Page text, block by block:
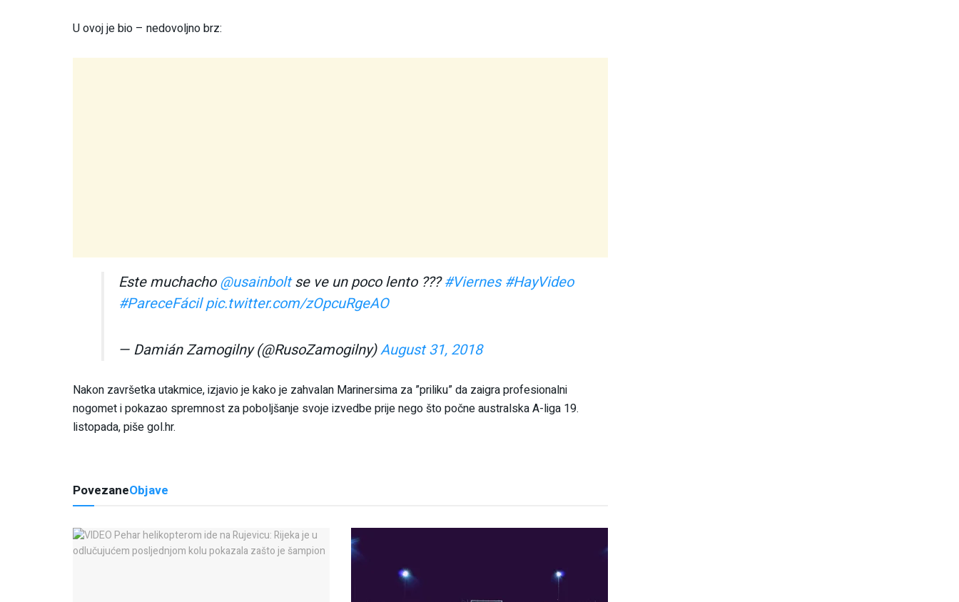
U ovoj je bio – nedovoljno brz:
Este muchacho@usainboltse ve un poco lento ???#Viernes #HayVideo
#PareceFácil pic.twitter.com/zOpcuRgeAO
— Damián Zamogilny (@RusoZamogilny)August 31, 2018
Nakon završetka utakmice, izjavio je kako je zahvalan Marinersima za ”priliku” da zaigra profesionalni
nogomet i pokazao spremnost za poboljšanje svoje izvedbe prije nego što počne australska A-liga 19.
listopada, piše gol.hr.
PovezaneObjave